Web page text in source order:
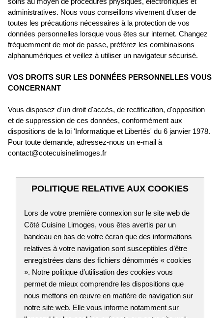
administratives. Nous vous conseillons vivement d'user de
toutes les précautions nécessaires à la protection de vos
données personnelles lorsque vous êtes sur internet. Changez
fréquemment de mot de passe, préférez les combinaisons
alphanumériques et veillez à utiliser un navigateur sécurisé.
VOS DROITS SUR LES DONNÉES PERSONNELLES VOUS
CONCERNANT
Vous disposez d'un droit d'accès, de rectification, d'opposition
et de suppression de ces données, conformément aux
dispositions de la loi 'Informatique et Libertés' du 6 janvier 1978.
Pour toute demande, adressez-nous un e-mail à
contact@cotecuisinelimoges.fr
POLITIQUE RELATIVE AUX COOKIES
Lors de votre première connexion sur le site web de
Côté Cuisine Limoges, vous êtes avertis par un
bandeau en bas de votre écran que des informations
relatives à votre navigation sont susceptibles d’être
enregistrées dans des fichiers dénommés « cookies
». Notre politique d’utilisation des cookies vous
permet de mieux comprendre les dispositions que
nous mettons en œuvre en matière de navigation sur
notre site web. Elle vous informe notamment sur